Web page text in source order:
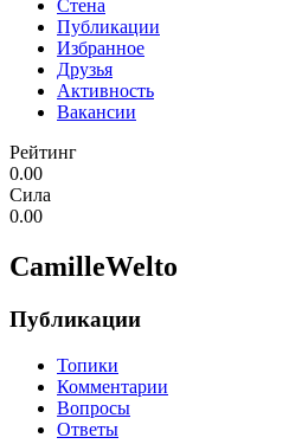
Стена
Публикации
Избранное
Друзья
Активность
Вакансии
Рейтинг
0.00
Сила
0.00
CamilleWelto
Публикации
Топики
Комментарии
Вопросы
Ответы